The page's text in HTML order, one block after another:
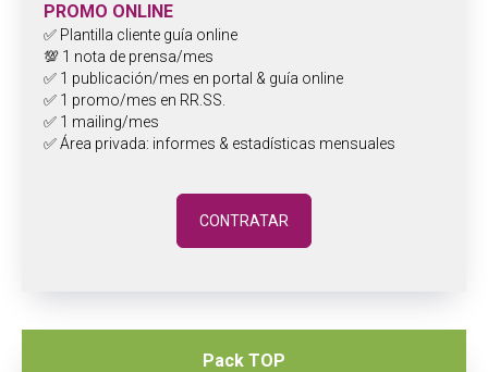
PROMO ONLINE
✅ Plantilla cliente guía online
💯 1 nota de prensa/mes
✅ 1 publicación/mes en portal & guía online
✅ 1 promo/mes en RR.SS.
✅ 1 mailing/mes
✅ Área privada: informes & estadísticas mensuales
CONTRATAR
Pack TOP